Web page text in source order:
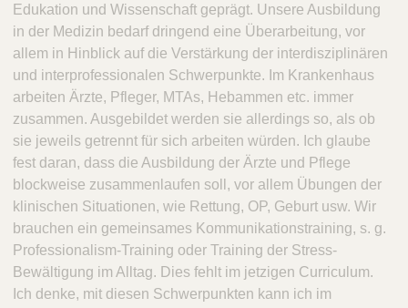
Edukation und Wissenschaft geprägt. Unsere Ausbildung
in der Medizin bedarf dringend eine Überarbeitung, vor
allem in Hinblick auf die Verstärkung der interdisziplinären
und interprofessionalen Schwerpunkte. Im Krankenhaus
arbeiten Ärzte, Pfleger, MTAs, Hebammen etc. immer
zusammen. Ausgebildet werden sie allerdings so, als ob
sie jeweils getrennt für sich arbeiten würden. Ich glaube
fest daran, dass die Ausbildung der Ärzte und Pflege
blockweise zusammenlaufen soll, vor allem Übungen der
klinischen Situationen, wie Rettung, OP, Geburt usw. Wir
brauchen ein gemeinsames Kommunikationstraining, s. g.
Professionalism-Training oder Training der Stress-
Bewältigung im Alltag. Dies fehlt im jetzigen Curriculum.
Ich denke, mit diesen Schwerpunkten kann ich im